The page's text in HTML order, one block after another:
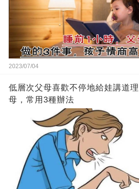
2023/07/04
低層次父母喜歡不停地給娃講道
母，常用3種辦法